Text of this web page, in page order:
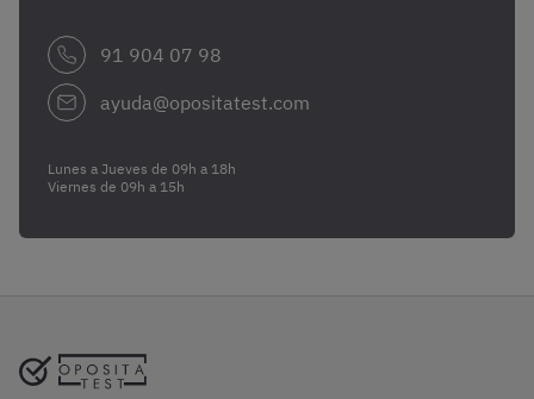
91 904 07 98
ayuda@opositatest.com
Lunes a Jueves de 09h a 18h
Viernes de 09h a 15h